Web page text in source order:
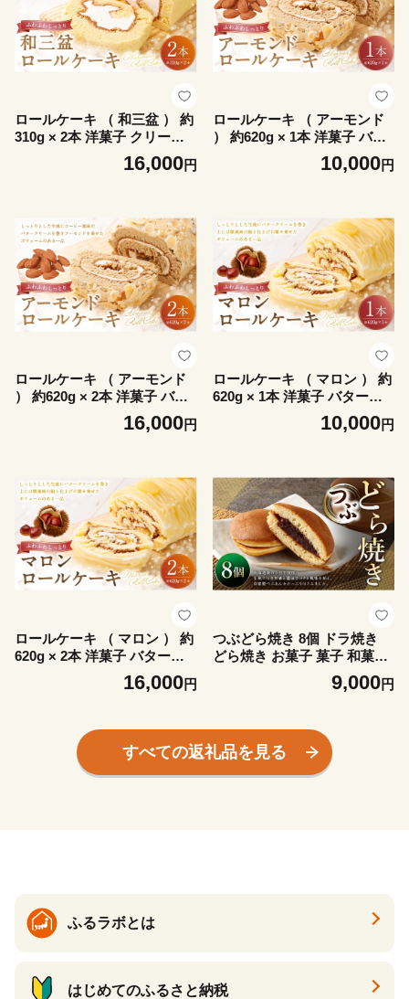
ロールケーキ （ 和三盆 ） 約
310g × 2本 洋菓子 クリーム
デザート お菓子 菓子 おかし
16,000円
ロールケーキ （ アーモンド
） 約620g × 1本 洋菓子 バタ
ークリーム お菓子 菓子 おか
し 焼菓子 ケーキ コーヒー風
10,000円
ロールケーキ （ アーモンド
） 約620g × 2本 洋菓子 バタ
ークリーム ナッツ お菓子 菓
子 おかし 焼菓子 ケーキ コー
16,000円
ロールケーキ （ マロン ） 約
620g × 1本 洋菓子 バターク
リーム 栗風味 お菓子 菓子 お
かし 焼菓子 ケーキ くり クリ
10,000円
ロールケーキ （ マロン ） 約
620g × 2本 洋菓子 バターク
リーム 栗風味 お菓子 菓子 お
かし 焼菓子 ケーキ くり クリ
16,000円
つぶどら焼き 8個 ドラ焼き
どら焼き お菓子 菓子 和菓子
デザート スイーツ 小豆 あず
9,000円
すべての返礼品を見る
ふるラボとは
はじめてのふるさと納税